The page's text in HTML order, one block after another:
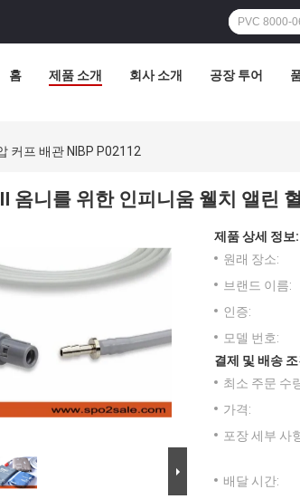
홈 제품 소개 회사 소개 공장 투어
커프 배관 NIBP P02112
옴니를 위한 인피니움 웰치 앨린
제품 상세 정보:
원래 장소:
브랜드 이름:
인증:
모델 번호:
결제 및 배송
최소 주문 수
가격:
포장 세부 사
배달 시간: